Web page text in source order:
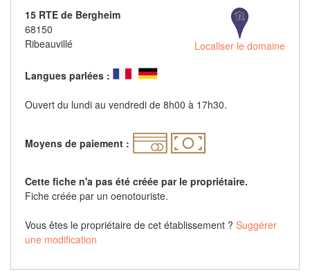
15 RTE de Bergheim
68150
Ribeauvillé
Localiser le domaine
Langues parlées :
Ouvert du lundi au vendredi de 8h00 à 17h30.
Moyens de paiement :
Cette fiche n'a pas été créée par le propriétaire.
Fiche créée par un oenotouriste.
Vous êtes le propriétaire de cet établissement ? Suggérer
une modification